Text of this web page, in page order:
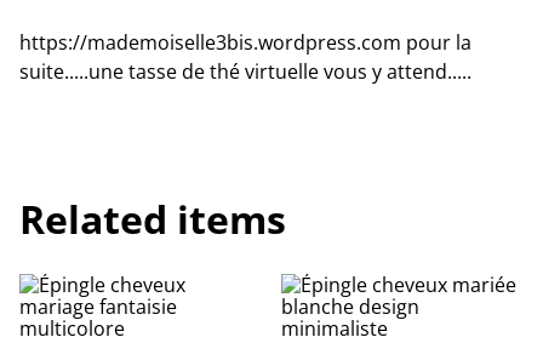
https://mademoiselle3bis.wordpress.com pour la
suite.....une tasse de thé virtuelle vous y attend.....
Related items